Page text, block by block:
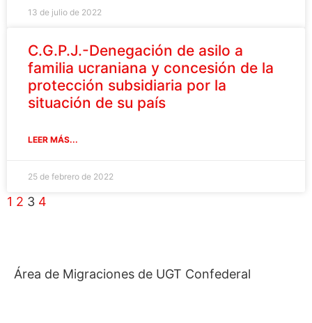
13 de julio de 2022
C.G.P.J.-Denegación de asilo a
familia ucraniana y concesión de la
protección subsidiaria por la
situación de su país
LEER MÁS...
25 de febrero de 2022
1 2 3 4
Área de Migraciones de UGT Confederal